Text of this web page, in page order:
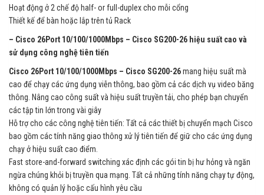
Hoạt động ở 2 chế độ half- or full-duplex cho mỗi cổng
Thiết kế để bàn hoặc lắp trên tủ Rack
– Cisco 26Port 10/100/1000Mbps – Cisco SG200-26 hiệu suất cao và
sử dụng công nghệ tiên tiến
Cisco 26Port 10/100/1000Mbps – Cisco SG200-26mang hiệu suất mà
cao để chạy các ứng dụng viễn thông, bao gồm cả các dịch vụ video băng
thông. Nâng cao công suất và hiệu suất truyền tải, cho phép bạn chuyển
các tập tin lớn trong vài giây
Hỗ trợ cho các công nghệ tiên tiến: Tất cả các thiết bị chuyển mạch Cisco
bao gồm các tính năng giao thông xử lý tiên tiến để giữ cho các ứng dụng
chạy ở hiệu suất cao điểm.
Fast store-and-forward switching xác định các gói tin bị hư hỏng và ngăn
ngừa chúng khỏi bị truyền qua mạng. Tất cả những tính năng chạy tự động,
không có quản lý hoặc cấu hình yêu cầu